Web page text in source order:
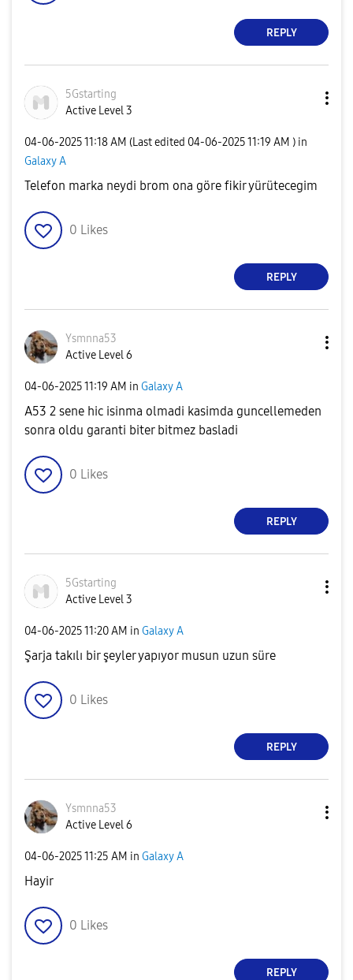
REPLY
5Gstarting
Active Level 3
‎04-06-202511:18 AM (Last edited ‎04-06-202511:19 AM ) in
Galaxy A
Telefon marka neydi brom ona göre fikir yürütecegim
0 Likes
REPLY
Ysmnna53
Active Level 6
‎04-06-202511:19 AM in Galaxy A
A53 2 sene hic isinma olmadi kasimda guncellemeden
sonra oldu garanti biter bitmez basladi
0 Likes
REPLY
5Gstarting
Active Level 3
‎04-06-202511:20 AM in Galaxy A
Şarja takılı bir şeyler yapıyor musun uzun süre
0 Likes
REPLY
Ysmnna53
Active Level 6
‎04-06-202511:25 AM in Galaxy A
Hayir
0 Likes
REPLY